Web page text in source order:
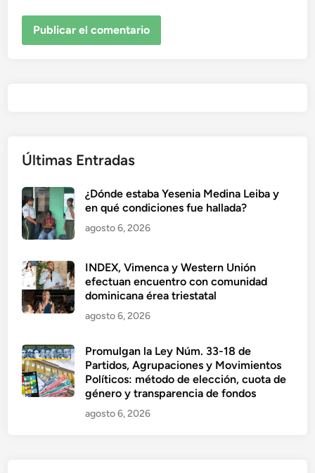
Últimas Entradas
¿Dónde estaba Yesenia Medina Leiba y
en qué condiciones fue hallada?
agosto 6, 2026
INDEX, Vimenca y Western Unión
efectuan encuentro con comunidad
dominicana érea triestatal
agosto 6, 2026
Promulgan la Ley Núm. 33-18 de
Partidos, Agrupaciones y Movimientos
Políticos: método de elección, cuota de
género y transparencia de fondos
agosto 6, 2026